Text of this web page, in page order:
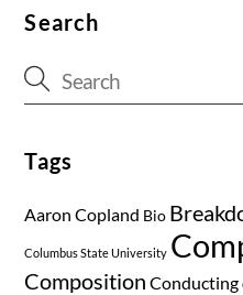
Search
Tags
Aaron Copland Bio
Columbus State University
Composition Conducting